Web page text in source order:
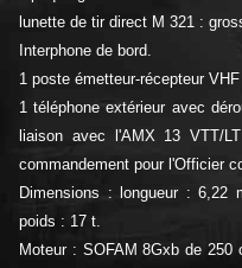
lunette de tir direct M 321 :
Interphone de bord.
1 poste émetteur-récepteur
1 téléphone extérieur avec
liaison avec l'AMX 13 VTT/
commandement pour l'Officier
Dimensions : longueur :
poids : 17 t.
Moteur : SOFAM 8Gxb de